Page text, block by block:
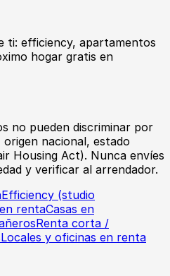
ti: efficiency, apartamentos
hogar gratis en
no pueden discriminar por
nacional, estado
Housing Act). Nunca envíes
y verificar al arrendador.
Efficiency (studio
rentaCasas en
Renta corta /
Locales y oficinas en renta